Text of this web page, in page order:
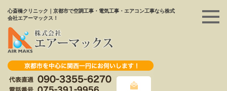
心斎橋クリニック｜京都市で空調工事・電気工事・エアコン工事なら株式
会社エアーマックス！